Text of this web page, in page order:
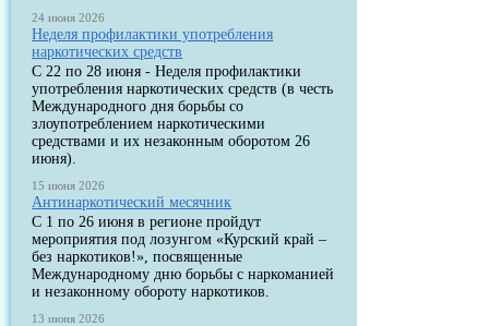
24 июня 2026
Неделя профилактики употребления
наркотических средств
С 22 по 28 июня - Неделя профилактики
употребления наркотических средств (в честь
Международного дня борьбы со
злоупотреблением наркотическими
средствами и их незаконным оборотом 26
июня).
15 июня 2026
Антинаркотический месячник
С 1 по 26 июня в регионе пройдут
мероприятия под лозунгом «Курский край –
без наркотиков!», посвященные
Международному дню борьбы с наркоманией
и незаконному обороту наркотиков.
13 июня 2026